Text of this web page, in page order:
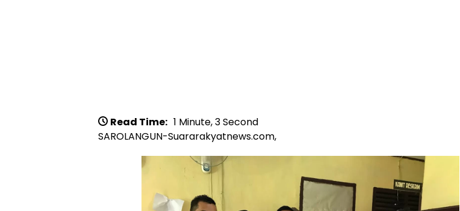
Read Time: 1 Minute, 3 Second
SAROLANGUN-Suararakyatnews.com,